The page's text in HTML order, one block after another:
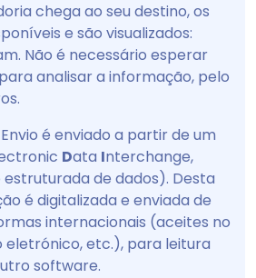
chega ao seu destino, os
e são visualizados:
Não é necessário esperar
analisar a informação, pelo
é enviado a partir de um
Data Interchange,
de dados). Desta
é digitalizada e enviada de
internacionais (aceites no
etc.), para leitura
software.